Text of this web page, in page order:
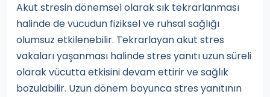
Akut stresin dönemsel olarak sık tekrarlanması
halinde de vücudun fiziksel ve ruhsal sağlığı
olumsuz etkilenebilir. Tekrarlayan akut stres
vakaları yaşanması halinde stres yanıtı uzun süreli
olarak vücutta etkisini devam ettirir ve sağlık
bozulabilir. Uzun dönem boyunca stres yanıtının